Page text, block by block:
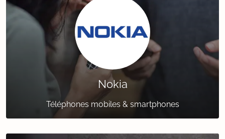
Nokia
Téléphones mobiles & smartphones